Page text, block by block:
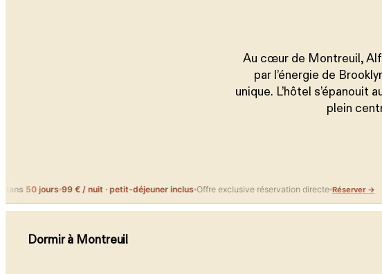
Au cœur de Montreuil,
par l’énergie de
unique. L’hôtel
plein
99 € / nuit · petit-déjeuner inclus Offre exclusive réservation directe Réserver →
✕
Dormir à Montreuil